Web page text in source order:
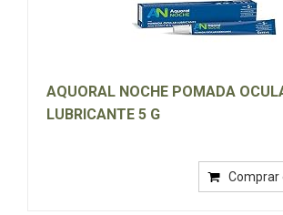
AQUORAL NOCHE POMADA
LUBRICANTE 5 G
Comprar